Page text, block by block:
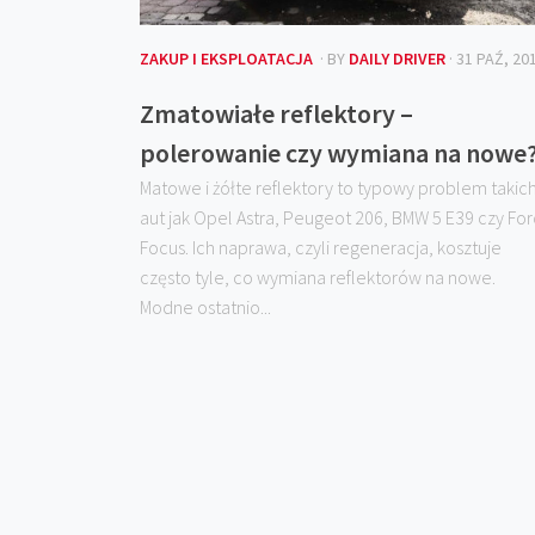
ZAKUP I EKSPLOATACJA · BY DAILY DRIVER · 31 PAŹ,
Zmatowiałe reflektory –
polerowanie czy wymiana na
Matowe i żółte reflektory to typowy problem takich
aut jak Opel Astra, Peugeot 206, BMW 5 E39 czy
Focus. Ich naprawa, czyli regeneracja, kosztuje
często tyle, co wymiana reflektorów na nowe.
Modne ostatnio...